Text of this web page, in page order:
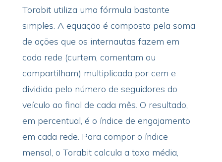
Torabit utiliza uma fórmula bastante
simples. A equação é composta pela soma
de ações que os internautas fazem em
cada rede (curtem, comentam ou
compartilham) multiplicada por cem e
dividida pelo número de seguidores do
veículo ao final de cada mês. O resultado,
em percentual, é o índice de engajamento
em cada rede. Para compor o índice
mensal, o Torabit calcula a taxa média,